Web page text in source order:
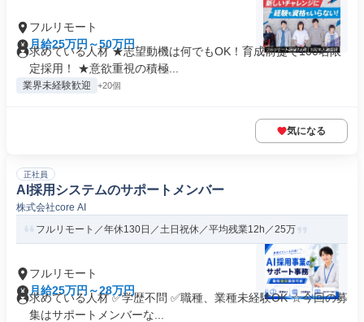
フルリモート
月給25万円～50万円
求めている人材 ★志望動機は何でもOK！育成前提で100名限
定採用！ ★意欲重視の積極...
業界未経験歓迎 +20個
気になる
正社員
AI採用システムのサポートメンバー
株式会社core AI
フルリモート／年休130日／土日祝休／平均残業12h／25万
フルリモート
月給25万円～28万円
求めている人材 ✅学歴不問 ✅職種、業種未経験OK ☆今回の募
集はサポートメンバーな...